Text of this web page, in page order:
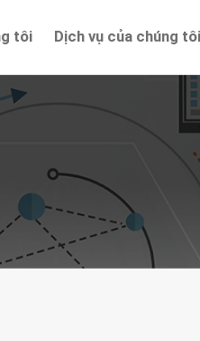
tôi Dịch vụ của chúng tôi